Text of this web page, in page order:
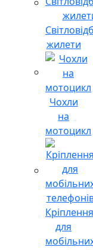
жилети
Чохли
на
мотоцикл
Кріплення
для